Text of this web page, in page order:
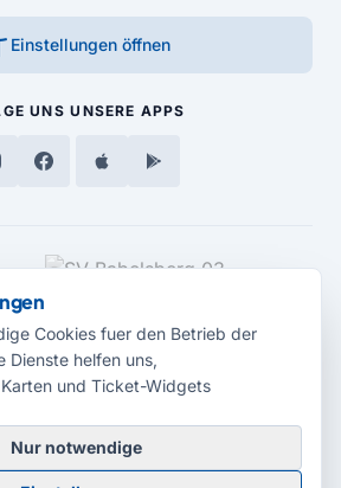
Einstellungen öffnen
UNS UNSERE APPS
Webseite entwickelt durch dieMedienagentur
Cookies fuer den Betrieb der
Dienste helfen uns,
und Ticket-Widgets
Nur notwendige